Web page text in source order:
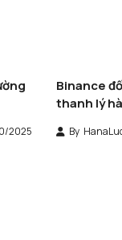
2025
Binance
thanh lý
By